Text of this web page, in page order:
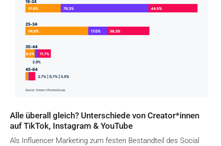
Alle überall gleich? Unterschiede von Creator*innen
auf TikTok, Instagram & YouTube
Als Influencer Marketing zum festen Bestandteil des Social